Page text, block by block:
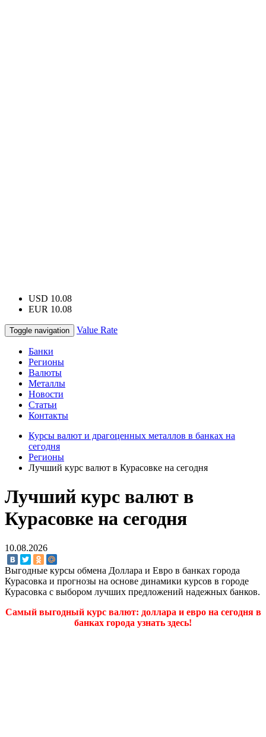
USD 10.08
EUR 10.08
Toggle navigation Value Rate
Банки
Регионы
Валюты
Металлы
Новости
Статьи
Контакты
Курсы валют и драгоценных металлов в банках на
сегодня
Регионы
Лучший курс валют в Курасовке на сегодня
Лучший курс валют в
Курасовке на сегодня
10.08.2026
Выгодные курсы обмена Доллара и Евро в банках города
Курасовка и прогнозы на основе динамики курсов в городе
Курасовка с выбором лучших предложений надежных банков.
Самый выгодный курс валют: доллара и евро на сегодня в
банках города узнать здесь!